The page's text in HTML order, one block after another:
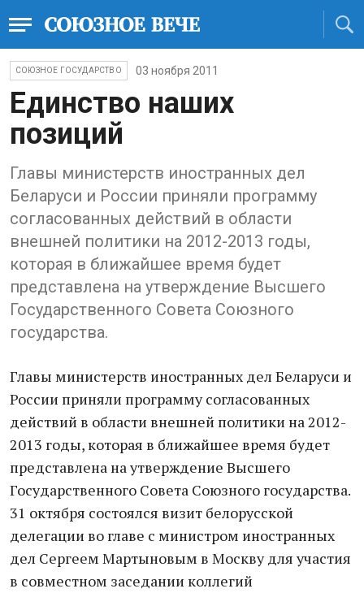
СОЮЗНОЕ ГОСУДАРСТВО 03 ноября 2011
Единство наших
позиций
Главы министерств иностранных дел
Беларуси и России приняли программу
согласованных действий в области
внешней политики на 2012-2013 годы,
которая в ближайшее время будет
представлена на утверждение Высшего
Государственного Совета Союзного
государства.
Главы министерств иностранных дел Беларуси и
России приняли программу согласованных
действий в области внешней политики на 2012-
2013 годы, которая в ближайшее время будет
представлена на утверждение Высшего
Государственного Совета Союзного государства.
31 октября состоялся визит белорусской
делегации во главе с министром иностранных
дел Сергеем Мартыновым в Москву для участия
в совместном заседании коллегий